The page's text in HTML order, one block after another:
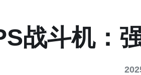
战斗机：